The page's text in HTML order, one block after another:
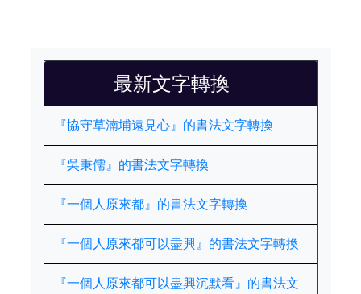
最新文字轉換
『協守草湳埔遠見心』的書法文字轉換
『吳秉儒』的書法文字轉換
『一個人原來都』的書法文字轉換
『一個人原來都可以盡興』的書法文字轉換
『一個人原來都可以盡興沉默看』的書法文